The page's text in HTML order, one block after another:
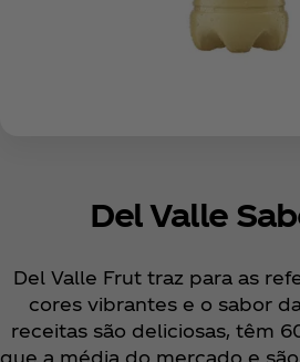
Del Valle
Del Valle Frut traz para as
cores vibrantes e o sabor
receitas são deliciosas, têm
que a média do mercado e